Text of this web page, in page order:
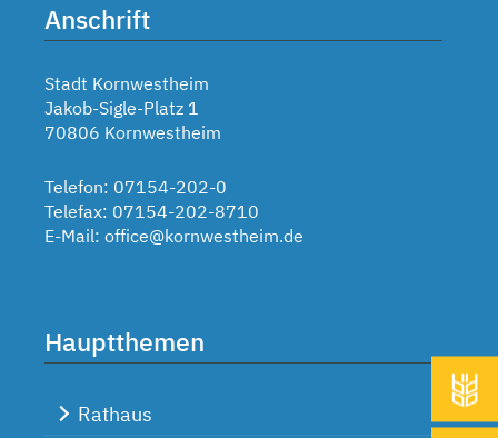
Anschrift
Stadt Kornwestheim
Jakob-Sigle-Platz 1
70806 Kornwestheim
Telefon: 07154-202-0
Telefax: 07154-202-8710
E-Mail: office@kornwestheim.de
Hauptthemen
Rathaus